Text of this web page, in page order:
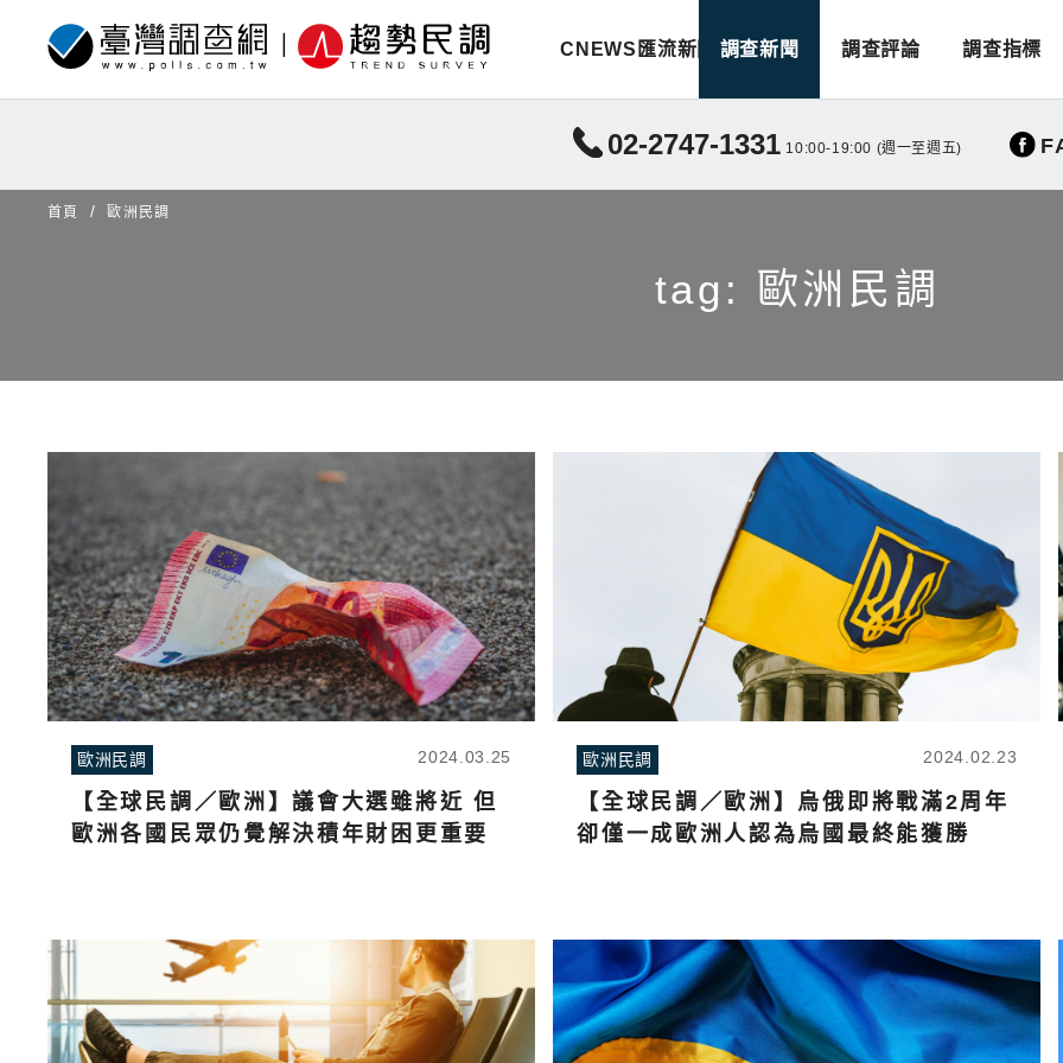
CNEWS匯流新聞 調查新聞 調查評論 調查指標
02-2747-1331 10:00-19:00 (週一至週五)
首頁 歐洲民調
tag: 歐洲民調
歐洲民調 2024.03.25
【全球民調／歐洲】議會大選雖將近 但
歐洲各國民眾仍覺解決積年財困更重要
歐洲民調 2024.02.23
【全球民調／歐洲】烏俄即將戰滿2周年
卻僅一成歐洲人認為烏國最終能獲勝